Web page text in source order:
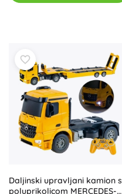
Daljinski upravljani kamion s
poluprikolicom MERCEDES-